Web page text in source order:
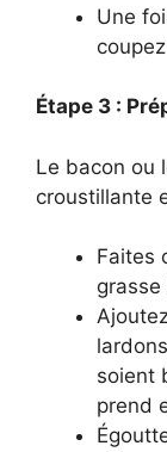
Une
Étape 3 :
Le bacon ou
croustillante
Faites
soient
prend